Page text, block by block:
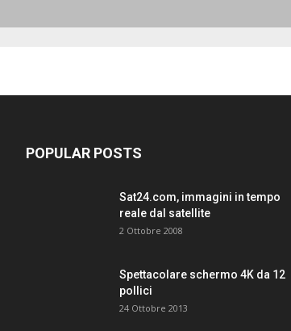
POPULAR POSTS
Sat24.com, immagini in tempo
reale dal satellite
2 Ottobre 2008
Spettacolare schermo 4K da 12
pollici
24 Ottobre 2013